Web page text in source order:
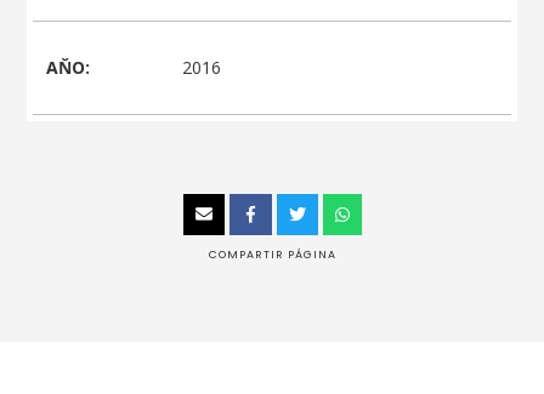
AŇO: 2016
COMPARTIR PÁGINA